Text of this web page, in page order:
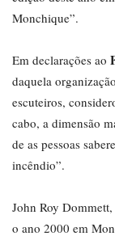
Monchique”.
Em declarações ao
daquela
escuteiros,
cabo, a dimensão
de as pessoas
incêndio”.
John Roy
o ano 2000 em